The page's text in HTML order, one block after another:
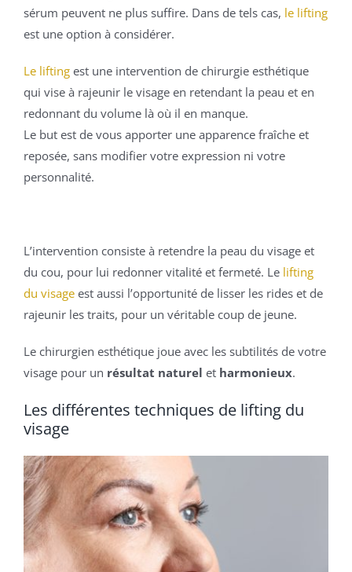
sérum peuvent ne plus suffire. Dans de tels cas, le lifting
est une option à considérer.
Le lifting est une intervention de chirurgie esthétique
qui vise à rajeunir le visage en retendant la peau et en
redonnant du volume là où il en manque.
Le but est de vous apporter une apparence fraîche et
reposée, sans modifier votre expression ni votre
personnalité.
L’intervention consiste à retendre la peau du visage et
du cou, pour lui redonner vitalité et fermeté. Le lifting
du visage est aussi l’opportunité de lisser les rides et de
rajeunir les traits, pour un véritable coup de jeune.
Le chirurgien esthétique joue avec les subtilités de votre
visage pour un résultat naturel et harmonieux.
Les différentes techniques de lifting du
visage